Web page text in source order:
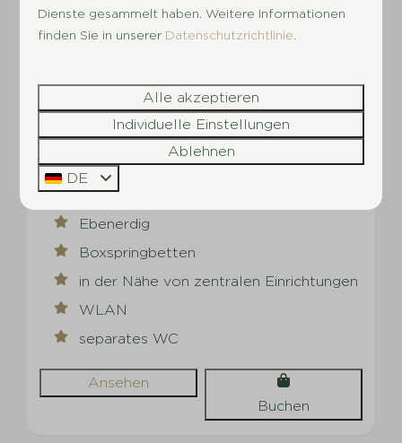
1.990 €
1.814 €
Schipbeek Bungalow | 10
Personen
Gelderland, Terwolde
10
5
Ebenerdig
Boxspringbetten
in der Nähe von zentralen Einrichtungen
WLAN
separates WC
Ansehen
Buchen
Dienste gesammelt haben. Weitere Informationen
finden Sie in unserer Datenschutzrichtlinie
Alle akzeptieren
Individuelle Einstellungen
Ablehnen
DE